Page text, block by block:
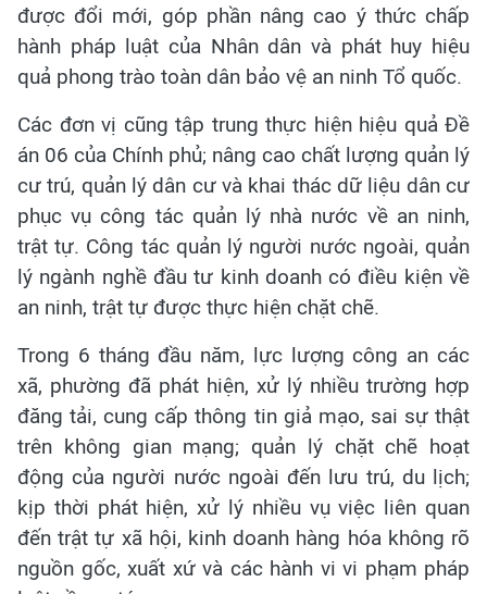
được đổi mới, góp phần nâng cao ý thức chấp
hành pháp luật của Nhân dân và phát huy hiệu
quả phong trào toàn dân bảo vệ an ninh Tổ quốc.
Các đơn vị cũng tập trung thực hiện hiệu quả Đề
án 06 của Chính phủ; nâng cao chất lượng quản lý
cư trú, quản lý dân cư và khai thác dữ liệu dân cư
phục vụ công tác quản lý nhà nước về an ninh,
trật tự. Công tác quản lý người nước ngoài, quản
lý ngành nghề đầu tư kinh doanh có điều kiện về
an ninh, trật tự được thực hiện chặt chẽ.
Trong 6 tháng đầu năm, lực lượng công an các
xã, phường đã phát hiện, xử lý nhiều trường hợp
đăng tải, cung cấp thông tin giả mạo, sai sự thật
trên không gian mạng; quản lý chặt chẽ hoạt
động của người nước ngoài đến lưu trú, du lịch;
kịp thời phát hiện, xử lý nhiều vụ việc liên quan
đến trật tự xã hội, kinh doanh hàng hóa không rõ
nguồn gốc, xuất xứ và các hành vi vi phạm pháp